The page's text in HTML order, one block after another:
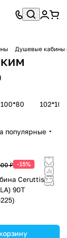
Душевые кабины
100*80 102*102
популярные
₽ -15%
Ceruttispa
90T